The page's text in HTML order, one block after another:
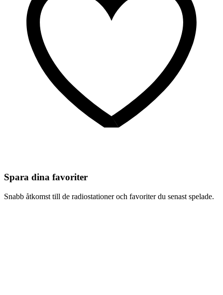
Spara dina favoriter
Snabb åtkomst till de radiostationer och favoriter du senast spelade.